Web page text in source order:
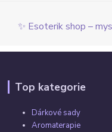
✨ Esoterik shop –
Top kategorie
Dárkové sady
Aromaterapie